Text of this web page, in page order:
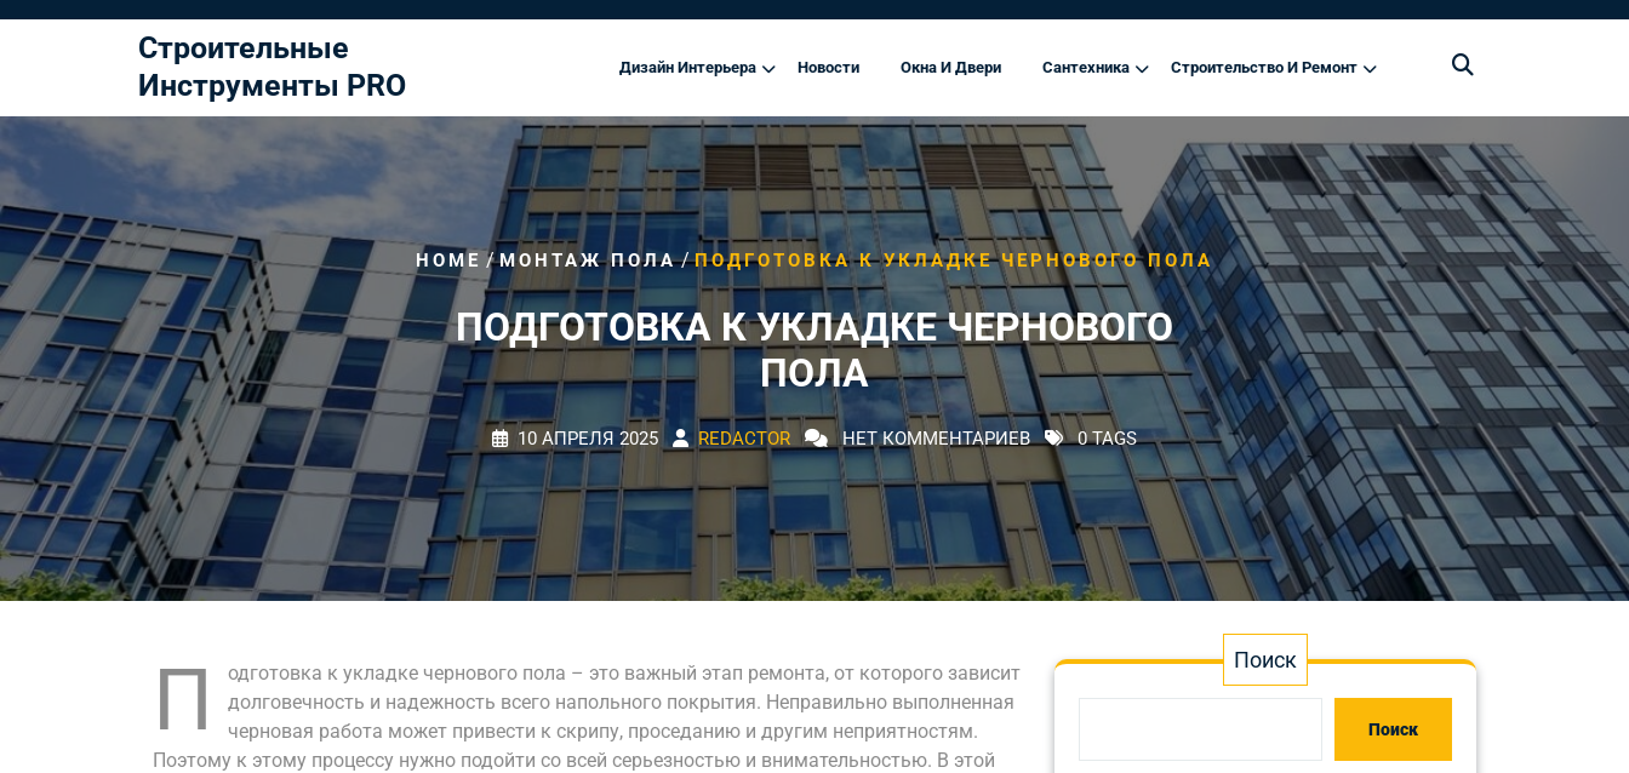
Строительные
Инструменты PRO
Дизайн Интерьера Новости Окна И Двери Сантехника Строительство И Ремонт
HOME /МОНТАЖ ПОЛА/ПОДГОТОВКА К УКЛАДКЕ ЧЕРНОВОГО ПОЛА
ПОДГОТОВКА К УКЛАДКЕ ЧЕРНОВОГО
ПОЛА
10 АПРЕЛЯ 2025 REDACTOR НЕТ КОММЕНТАРИЕВ 0 TAGS
П
одготовка к укладке чернового пола – это важный этап ремонта, от которого зависит
долговечность и надежность всего напольного покрытия. Неправильно выполненная
черновая работа может привести к скрипу, проседанию и другим неприятностям.
Поэтому к этому процессу нужно подойти со всей серьезностью и внимательностью. В этой
Поиск
Поиск